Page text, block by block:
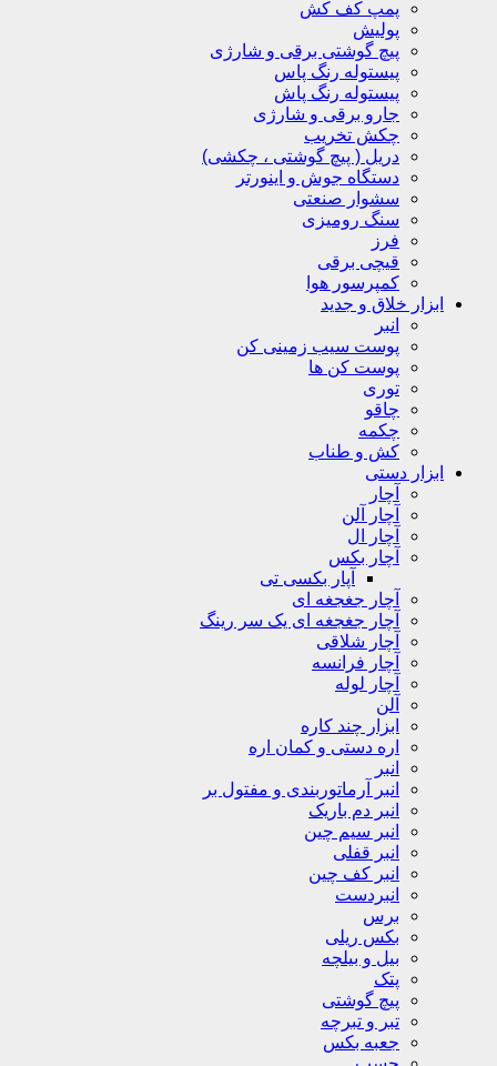
پمپ کف کش
پولیش
پیچ گوشتی برقی و شارژی
پیستوله رنگ پاس
پیستوله رنگ پاش
جارو برقی و شارژی
چکش تخریب
دریل ( پیچ گوشتی ، چکشی)
دستگاه جوش و اینورتر
سشوار صنعتی
سنگ رومیزی
فرز
قیچی برقی
کمپرسور هوا
ابزار خلاق و جدید
انبر
پوست سیب زمینی کن
پوست کن ها
توری
چاقو
چکمه
کش و طناب
ابزار دستی
آچار
آچار آلن
آچار ال
آچار بکس
آپار بکسی تی
آچار جغجغه ای
آچار جغجغه ای یک سر رینگ
آچار شلاقی
آچار فرانسه
آچار لوله
آلن
ابزار چند کاره
اره دستی و کمان اره
انبر
انبر آرماتوربندی و مفتول بر
انبر دم باریک
انبر سیم چین
انبر قفلی
انبر کف چین
انبردست
برس
بکس ریلی
بیل و بیلچه
پتک
پیچ گوشتی
تبر و تبرچه
جعبه بکس